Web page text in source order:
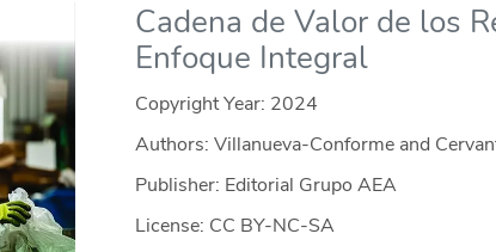
Cadena de Valor de los
Enfoque Integral
Copyright Year: 2024
Authors: Villanueva-Conforme and
Publisher: Editorial Grupo AEA
License: CC BY-NC-SA